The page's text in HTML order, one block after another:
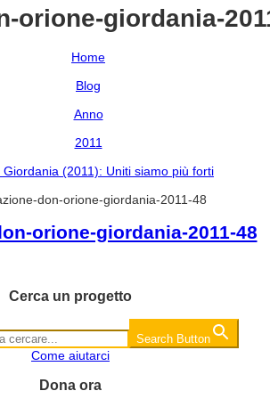
orione-giordania-
Home
Blog
Anno
2011
(2011): Uniti siamo più forti
don-orione-giordania-2011-48
orione-giordania-2011-48
Cerca un progetto
Search Button
Come aiutarci
Dona ora